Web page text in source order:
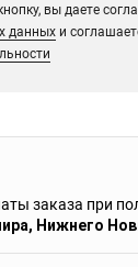
вы даете
данных и
заказа при
Нижнего